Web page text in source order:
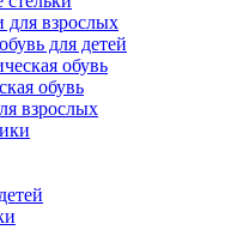
для взрослых
для детей
обувь
обувь
взрослых